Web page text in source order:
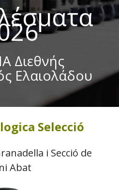
Διεθνής
Ελαιολάδου
Selecció
i Secció de
Abat